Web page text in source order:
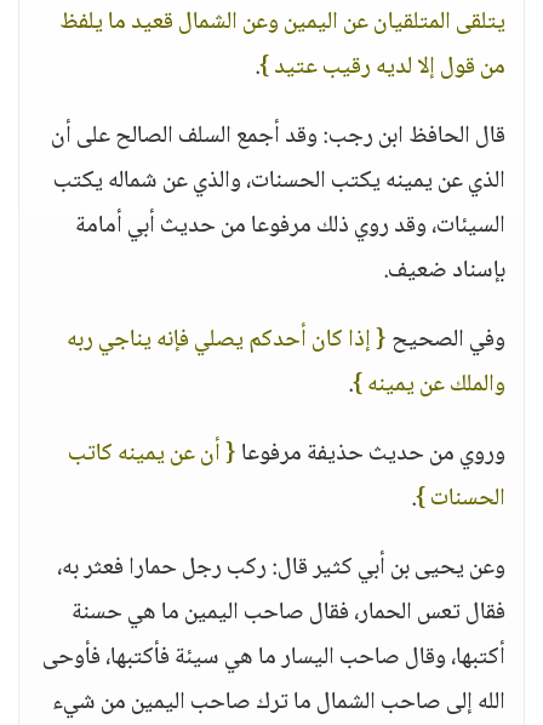
يتلقى المتلقيان عن اليمين وعن الشمال قعيد ما يلفظ
من قول إلا لديه رقيب عتيد }.
قال الحافظ ابن رجب: وقد أجمع السلف الصالح على أن
الذي عن يمينه يكتب الحسنات، والذي عن شماله يكتب
السيئات، وقد روي ذلك مرفوعا من حديث أبي أمامة
بإسناد ضعيف.
وفي الصحيح{ إذا كان أحدكم يصلي فإنه يناجي ربه
والملك عن يمينه }.
وروي من حديث حذيفة مرفوعا{ أن عن يمينه كاتب
الحسنات }.
وعن يحيى بن أبي كثير قال: ركب رجل حمارا فعثر به،
فقال تعس الحمار، فقال صاحب اليمين ما هي حسنة
أكتبها، وقال صاحب اليسار ما هي سيئة فأكتبها، فأوحى
الله إلى صاحب الشمال ما ترك صاحب اليمين من شيء